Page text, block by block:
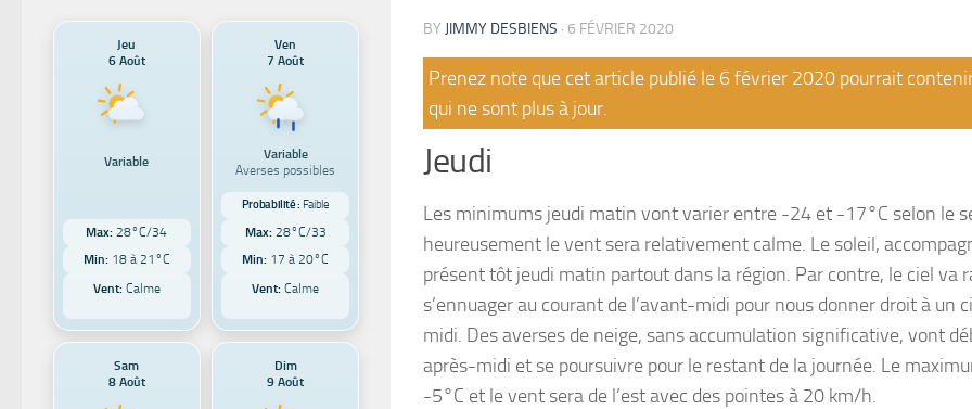
BY JIMMY DESBIENS · 6 FÉVRIER 2020
Prenez note que cet article publié le 6 février 2020 pourrait
qui ne sont plus à jour.
Jeudi
Les minimums jeudi matin vont varier entre -24 et -17°C selon le
heureusement le vent sera relativement calme. Le soleil,
présent tôt jeudi matin partout dans la région. Par contre, le ciel va
s’ennuager au courant de l’avant-midi pour nous donner droit à un
midi. Des averses de neige, sans accumulation significative, vont
après-midi et se poursuivre pour le restant de la journée. Le
-5°C et le vent sera de l’est avec des pointes à 20 km/h.
Jeu
6 Août
Variable
Max: 28°C/34
Min: 18 à 21°C
Vent:Calme
Ven
7 Août
Variable
Averses possibles
Probabilité : Faible
Max: 28°C/33
Min: 17 à 20°C
Vent: Calme
Sam
8 Août
Dim
9 Août